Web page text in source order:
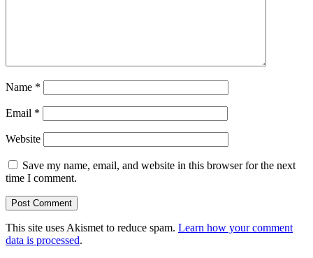
Name *
Email *
Website
Save my name, email, and website in this browser for the next
time I comment.
This site uses Akismet to reduce spam. Learn how your comment
data is processed.